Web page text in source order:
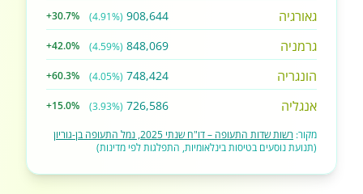
גאורגיה 908,644
(4.91%)
+30.7%
גרמניה 848,069
(4.59%)
+42.0%
הונגריה 748,424
(4.05%)
+60.3%
אנגליה 726,586
(3.93%)
+15.0%
מקור: רשות שדות התעופה – דו"ח שנתי 2025, נמל התעופה בן-גוריון
(תנועת נוסעים בטיסות בינלאומיות, התפלגות לפי מדינות)